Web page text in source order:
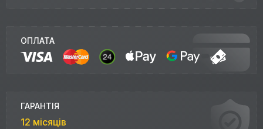
ОПЛАТА
ГАРАНТІЯ
12 місяців